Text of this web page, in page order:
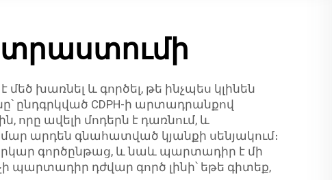
խառնել և գործել, թե ինչպես կլինեն
ընդգրկված CDPH-ի արտադրանքով
որը ավելի մոդերն է դառնում, և
արդեն գնահատված կյանքի սենյակում։
գործընթաց, և նաև պարտադիր է մի
պարտադիր դժվար գործ լինի՝ եթե գիտեք,